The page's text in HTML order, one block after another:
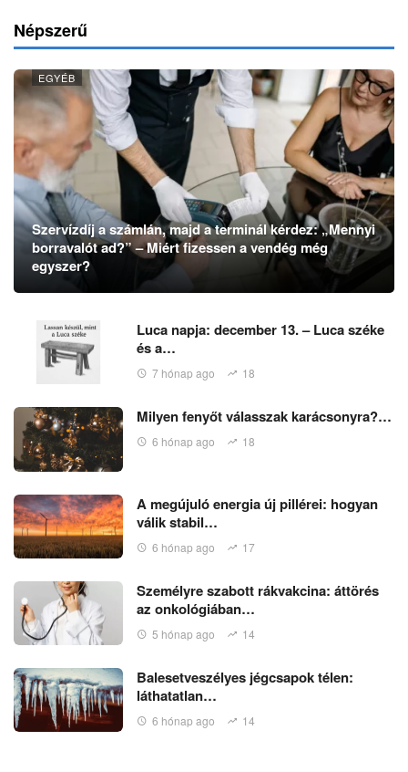
Népszerű
EGYÉB
Szervízdíj a számlán, majd a terminál kérdez: „Mennyi
borravalót ad?” – Miért fizessen a vendég még
egyszer?
Luca napja: december 13. – Luca széke
és a…
7 hónap ago 18
Milyen fenyőt válasszak karácsonyra?…
6 hónap ago 18
A megújuló energia új pillérei: hogyan
válik stabil…
6 hónap ago 17
Személyre szabott rákvakcina: áttörés
az onkológiában…
5 hónap ago 14
Balesetveszélyes jégcsapok télen:
láthatatlan…
6 hónap ago 14